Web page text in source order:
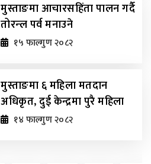
मुस्ताङमा आचारसहिंता पालन गर्दै
तोरन्ल पर्व मनाउने
१५ फाल्गुण २०८२
मुस्ताङमा ६ महिला मतदान
अधिकृत, दुई केन्द्रमा पुरै महिला
१४ फाल्गुण २०८२